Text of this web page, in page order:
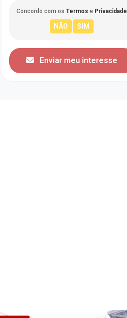
Concordo com os Termos e Privacidade
Enviar meu interesse